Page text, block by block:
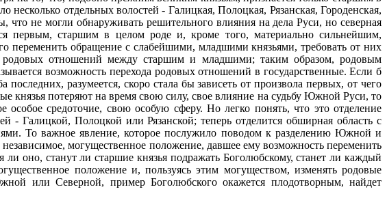
отдельных волостей - Галицкая, Полоцкая, Рязанская, Городенская,
что не могли обнаруживать решительного влияния на дела Руси, но северная
первым, старшим в целом роде и, кроме того, материально сильнейшим,
переменить обращение с слабейшими, младшими князьями, требовать от них
родовых отношений между старшим и младшими; таким образом, родовым
возможность перехода родовых отношений в государственные. Если б
разумеется, скоро стала бы зависеть от произвола первых, от чего
потеряют на время свою силу, свое влияние на судьбу Южной Руси, то
средоточие, свою особую сферу. Но легко понять, что это отделение
- Галицкой, Полоцкой или Рязанской; теперь отделится обширная область с
То важное явление, которое послужило поводом к разделению Южной и
могущественное положение, давшее ему возможность переменить
оно, станут ли старшие князья подражать Боголюбскому, станет ли каждый
положение и, пользуясь этим могуществом, изменять родовые
или Северной, пример Боголюбского окажется плодотворным, найдет